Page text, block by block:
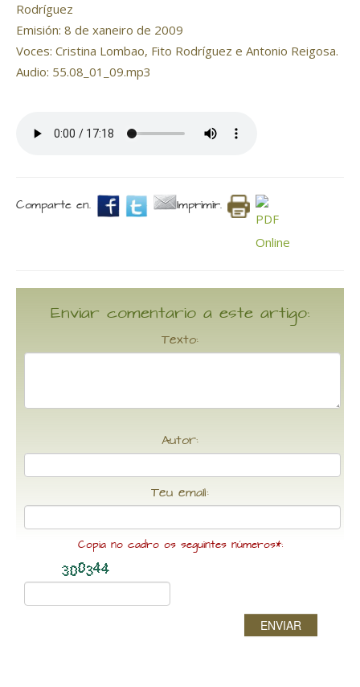
Rodríguez
Emisión: 8 de xaneiro de 2009
Voces: Cristina Lombao, Fito Rodríguez e Antonio Reigosa.
Audio: 55.08_01_09.mp3
Comparte en. Imprimir.
Enviar comentario a este artigo:
Texto:
Autor:
Teu email:
Copia no cadro os seguintes números*:
ENVIAR